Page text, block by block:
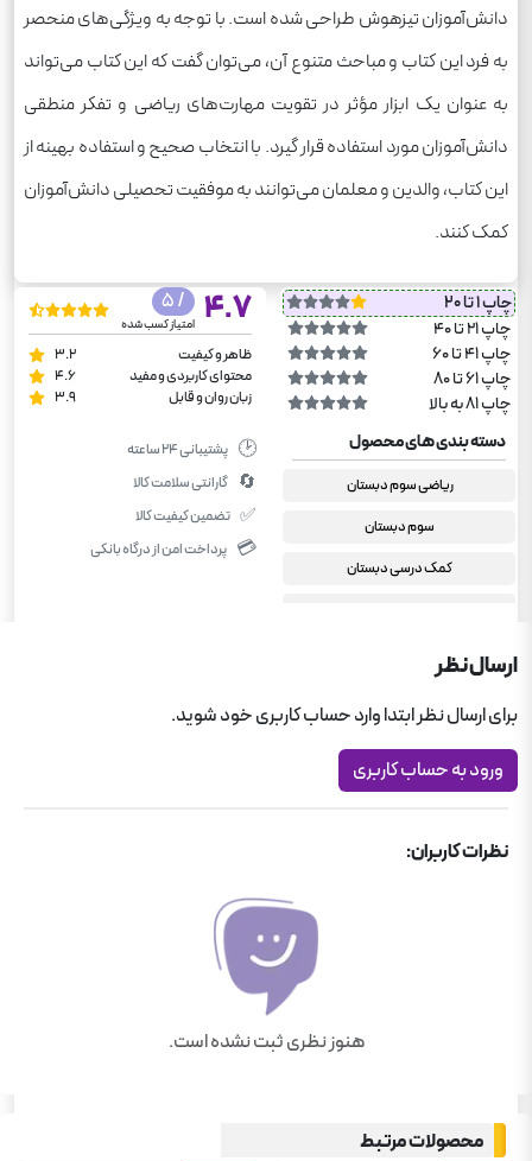
دانش‌آموزان تیزهوش طراحی شده است. با توجه به ویژگی‌های منحصر
به فرد این کتاب و مباحث متنوع آن، می‌توان گفت که این کتاب می‌تواند
به عنوان یک ابزار مؤثر در تقویت مهارت‌های ریاضی و تفکر منطقی
دانش‌آموزان مورد استفاده قرار گیرد. با انتخاب صحیح و استفاده بهینه از
این کتاب، والدین و معلمان می‌توانند به موفقیت تحصیلی دانش‌آموزان
کمک کنند.
چاپ 1 تا 20
چاپ 21 تا 40
چاپ 41 تا 60
چاپ 61 تا 80
چاپ 81 به بالا
4.7
/ 5
امتیاز کسب شده
ظاهر و کیفیت
3.2
محتوای کاربردی و مفید
4.6
زبان روان و قابل
3.9
دسته بندی های محصول
ریاضی سوم دبستان
سوم دبستان
کمک درسی دبستان
🕑 پشتیبانی ۲۴ ساعته
🔄 گارانتی سلامت کالا
✅ تضمین کیفیت کالا
💳 پرداخت امن از درگاه بانکی
ارسال نظر
برای ارسال نظر ابتدا وارد حساب کاربری خود شوید.
ورود به حساب کاربری
نظرات کاربران:
هنوز نظری ثبت نشده است.
محصولات مرتبط